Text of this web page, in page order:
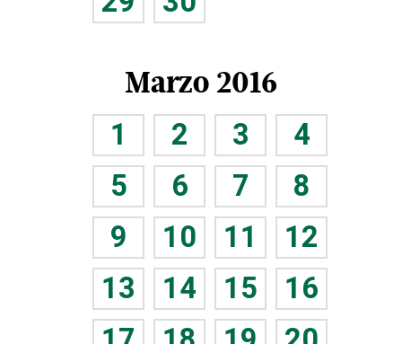
Marzo 2016
1 2 3
4
5
6 7
8
9
10 11
12
13
14 15
16